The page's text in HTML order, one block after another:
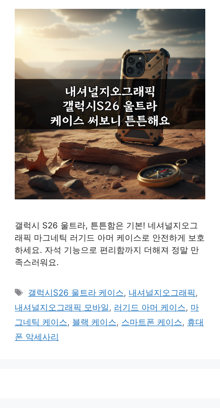
갤럭시 S26 울트라, 튼튼함은 기본! 네셔널지오그
래픽 마그네틱 러기드 아머 케이스로 안전하게 보호
하세요. 자석 기능으로 편리함까지 더해져 정말 만
족스러워요.
태
그
갤럭시S26 울트라 케이스, 내셔널지오그래픽,
내셔널지오그래픽 모바일, 러기드 아머 케이스, 마
그네틱 케이스, 블랙 케이스, 스마트폰 케이스, 휴대
폰 악세사리